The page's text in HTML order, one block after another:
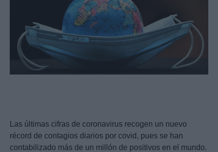
Las últimas cifras de coronavirus recogen un nuevo
récord de contagios diarios por covid, pues se han
contabilizado más de un millón de positivos en el mundo.